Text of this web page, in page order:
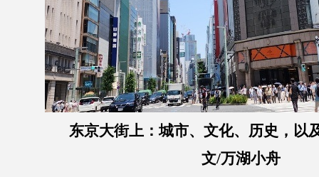
东京大街上：城市、文化、历史，以
文/万湖小舟